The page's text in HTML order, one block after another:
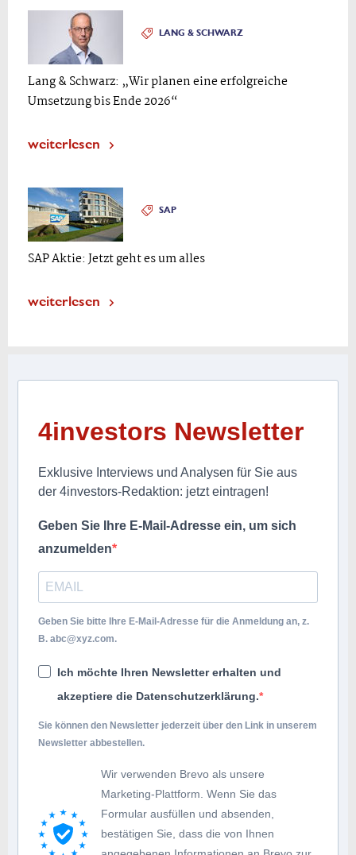
LANG & SCHWARZ
Lang & Schwarz: „Wir planen eine erfolgreiche
Umsetzung bis Ende 2026“
weiterlesen
SAP
SAP Aktie: Jetzt geht es um alles
weiterlesen
4investors Newsletter
Exklusive Interviews und Analysen für Sie aus
der 4investors-Redaktion: jetzt eintragen!
Geben Sie Ihre E-Mail-Adresse ein, um sich
anzumelden
Geben Sie bitte Ihre E-Mail-Adresse für die Anmeldung an, z.
B. abc@xyz.com.
Ich möchte Ihren Newsletter erhalten und
akzeptiere die Datenschutzerklärung.
Sie können den Newsletter jederzeit über den Link in unserem
Newsletter abbestellen.
Wir verwenden Brevo als unsere
Marketing-Plattform. Wenn Sie das
Formular ausfüllen und absenden,
bestätigen Sie, dass die von Ihnen